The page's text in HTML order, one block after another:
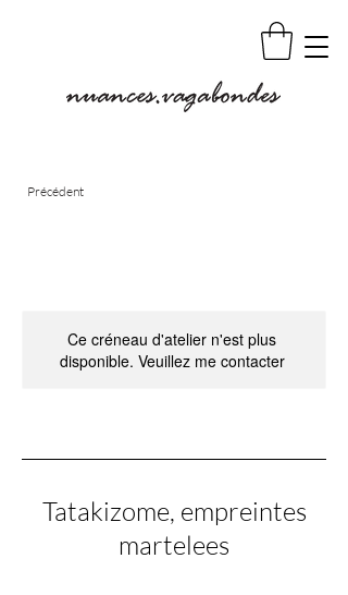
Précédent
Ce créneau d'atelier n'est plus
disponible. Veuillez me contacter
Tatakizome, empreintes
martelees